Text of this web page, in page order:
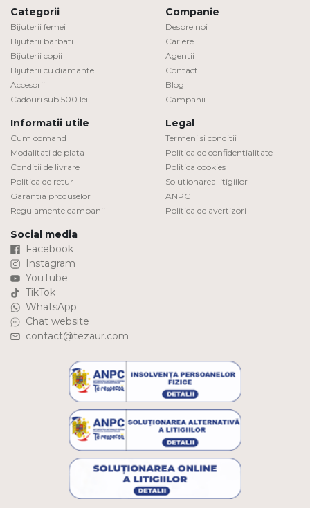
Categorii
Bijuterii femei
Bijuterii barbati
Bijuterii copii
Bijuterii cu diamante
Accesorii
Cadouri sub 500 lei
Companie
Despre noi
Cariere
Agentii
Contact
Blog
Campanii
Informatii utile
Cum comand
Modalitati de plata
Conditii de livrare
Politica de retur
Garantia produselor
Regulamente campanii
Legal
Termeni si conditii
Politica de confidentialitate
Politica cookies
Solutionarea litigiilor
ANPC
Politica de avertizori
Social media
Facebook
Instagram
YouTube
TikTok
WhatsApp
Chat website
contact@tezaur.com